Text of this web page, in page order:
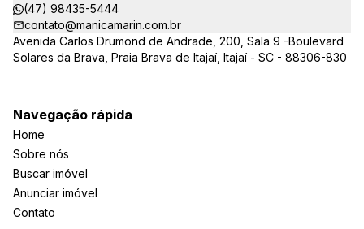
(47) 98435-5444
contato@manicamarin.com.br
Avenida Carlos Drumond de Andrade, 200, Sala 9 -Boulevard
Solares da Brava, Praia Brava de Itajaí, Itajaí - SC - 88306-830
Navegação rápida
Home
Sobre nós
Buscar imóvel
Anunciar imóvel
Contato